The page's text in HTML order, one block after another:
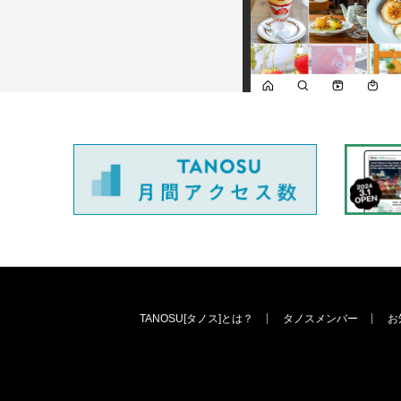
TANOSU[タノス]とは？ タノスメンバー お